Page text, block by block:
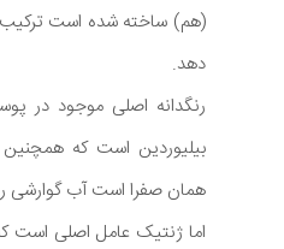
(هم) ساخته شده است
دهد.
رنگدانه اصلی موجود در
بیلیوردین است که
همان صفرا است آب گوارشی
اما ژنتیک عامل اصلی است